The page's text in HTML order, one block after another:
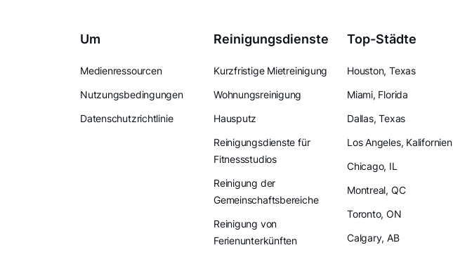
Um
Medienressourcen
Nutzungsbedingungen
Datenschutzrichtlinie
Reinigungsdienste
Kurzfristige Mietreinigung
Wohnungsreinigung
Hausputz
Reinigungsdienste für
Fitnessstudios
Reinigung der
Gemeinschaftsbereiche
Reinigung von
Ferienunterkünften
Top-Städte
Houston, Texas
Miami, Florida
Dallas, Texas
Los Angeles, Kalifornien
Chicago, IL
Montreal, QC
Toronto, ON
Calgary, AB